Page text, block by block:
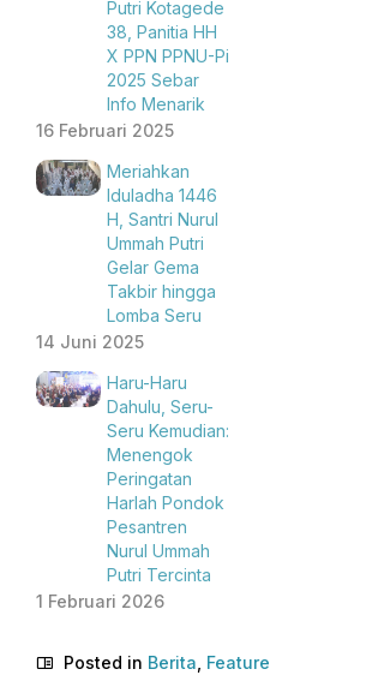
Putri Kotagede
38, Panitia HH
X PPN PPNU-Pi
2025 Sebar
Info Menarik
16 Februari 2025
Meriahkan
Iduladha 1446
H, Santri Nurul
Ummah Putri
Gelar Gema
Takbir hingga
Lomba Seru
14 Juni 2025
Haru-Haru
Dahulu, Seru-
Seru Kemudian:
Menengok
Peringatan
Harlah Pondok
Pesantren
Nurul Ummah
Putri Tercinta
1 Februari 2026
Posted in Berita Feature